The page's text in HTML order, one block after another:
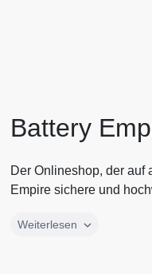
Battery
Der Onlineshop, der auf
Empire sichere und
Der Onlineshop, der
Weiterlesen